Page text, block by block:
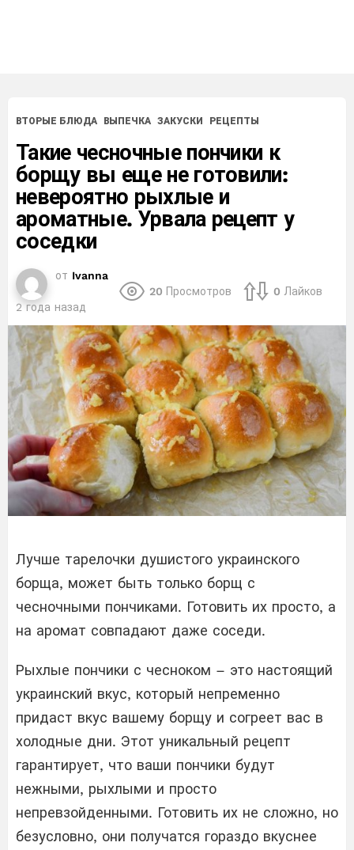
ВТОРЫЕ БЛЮДА ВЫПЕЧКА ЗАКУСКИ РЕЦЕПТЫ
Такие чесночные пончики к
борщу вы еще не готовили:
невероятно рыхлые и
ароматные. Урвала рецепт у
соседки
от Ivanna
2 года назад
20 Просмотров 0 Лайков
Лучше тарелочки душистого украинского
борща, может быть только борщ с
чесночными пончиками. Готовить их просто, а
на аромат совпадают даже соседи.
Рыхлые пончики с чесноком – это настоящий
украинский вкус, который непременно
придаст вкус вашему борщу и согреет вас в
холодные дни. Этот уникальный рецепт
гарантирует, что ваши пончики будут
нежными, рыхлыми и просто
непревзойденными. Готовить их не сложно, но
безусловно, они получатся гораздо вкуснее